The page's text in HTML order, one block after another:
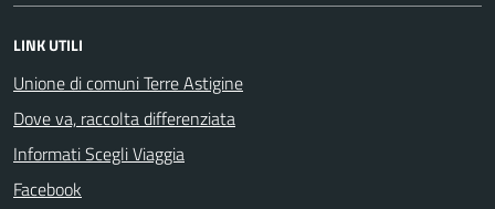
LINK UTILI
Unione di comuni Terre Astigine
Dove va, raccolta differenziata
Informati Scegli Viaggia
Facebook